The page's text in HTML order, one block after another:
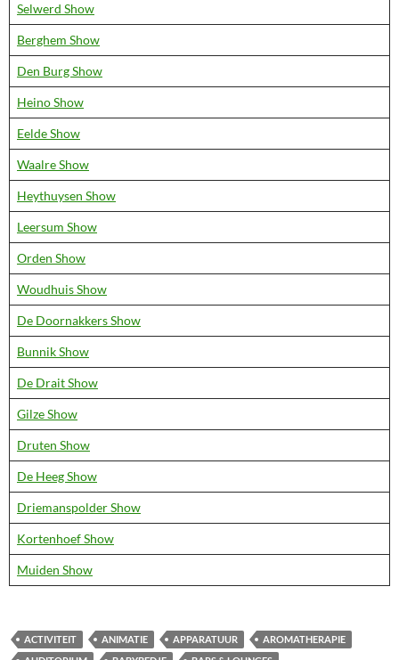
Selwerd Show
Berghem Show
Den Burg Show
Heino Show
Eelde Show
Waalre Show
Heythuysen Show
Leersum Show
Orden Show
Woudhuis Show
De Doornakkers Show
Bunnik Show
De Drait Show
Gilze Show
Druten Show
De Heeg Show
Driemanspolder Show
Kortenhoef Show
Muiden Show
ACTIVITEIT ANIMATIE APPARATUUR
AROMATHERAPIE